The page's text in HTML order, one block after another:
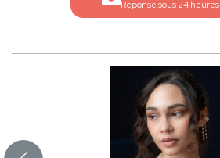
Réponse sous 24 heures